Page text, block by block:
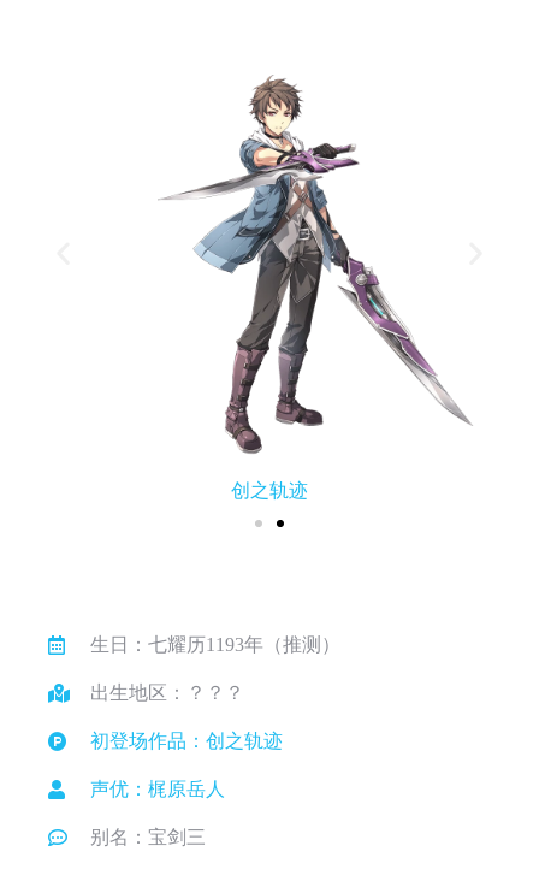
创之轨迹
生日：七耀历1193年（推测）
出生地区：？？？
初登场作品：创之轨迹
声优：梶原岳人
别名：宝剑三